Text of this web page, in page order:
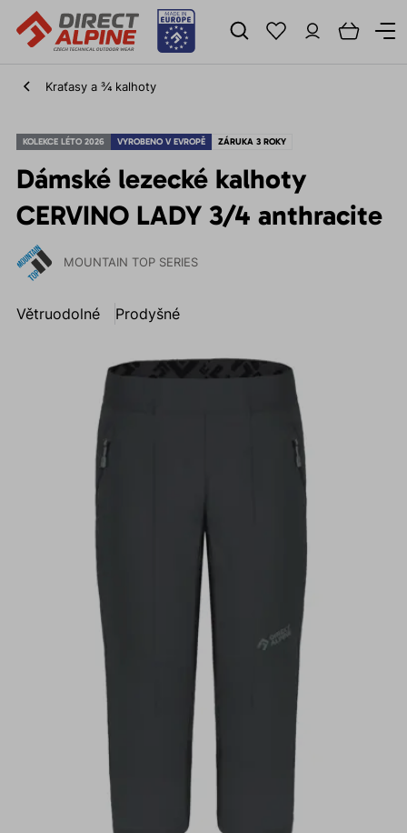
Kraťasy a ¾ kalhoty
KOLEKCE LÉTO 2026 VYROBENO V EVROPĚ ZÁRUKA 3 ROKY
Dámské lezecké kalhoty
CERVINO LADY 3/4 anthracite
MOUNTAIN TOP SERIES
Větruodolné Prodyšné